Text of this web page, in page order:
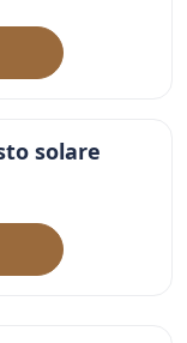
solare